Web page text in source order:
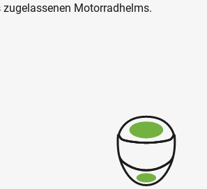
zugelassenen Motorradhelms.